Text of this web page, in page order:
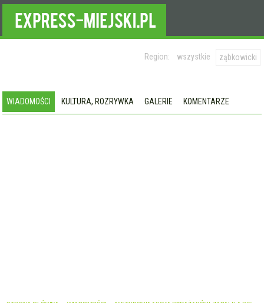
Region: wszystkie ząbkowicki
WIADOMOŚCI KULTURA, ROZRYWKA GALERIE KOMENTARZE